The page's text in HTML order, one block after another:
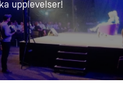
upplevelser!